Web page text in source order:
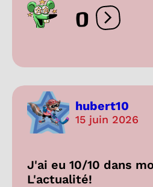
0 Ouvrir
hubert10
15 juin 2026
J'ai eu 10/10 dans
L'actualité!